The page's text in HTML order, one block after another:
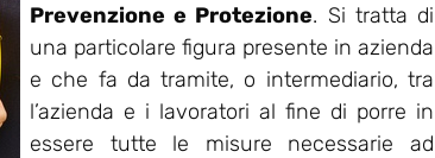
Prevenzione e Protezione. Si tratta di
una particolare figura presente in azienda
e che fa da tramite, o intermediario, tra
l’azienda e i lavoratori al fine di porre in
essere tutte le misure necessarie ad